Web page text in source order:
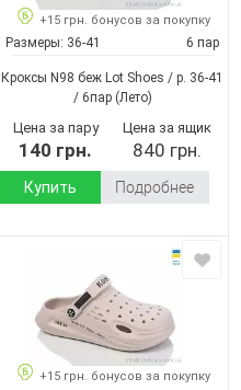
+15 грн. бонусов за покупку
Размеры: 36-41 6 пар
Кроксы N98 беж Lot Shoes / p. 36-41
/ 6пар(Лето)
Цена за пару
140 грн.
Цена за ящик
840 грн.
Купить Подробнее
+15 грн. бонусов за покупку